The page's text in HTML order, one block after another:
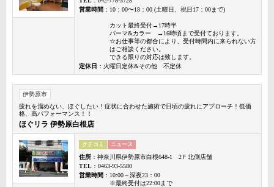
営業時間 ：10：00〜18：00 (土曜日、祝日17：00まで)
カット最終受付→17時半
パーマ&カラー →16時頃まで受付ております。
☆お仕事等の都合により、受付時間内に来られない方
はご相談ください。
できる限りの対応は致します。
定休日 ：火曜日定休&その他 不定休
伊勢原市
疲れを溜めない、ほぐしたい！症状に合わせた施術で日頃の疲れにアプローチ！低価
格、高パフォーマンス！！
ほぐリラ 伊勢原白根店
クチコミ ニュース
住所 ：神奈川県伊勢原市白根648-1 2Ｆ北側店舗
TEL ：0463-93-5580
営業時間 ：10:00～深夜23：00
※最終受付は22:00まで